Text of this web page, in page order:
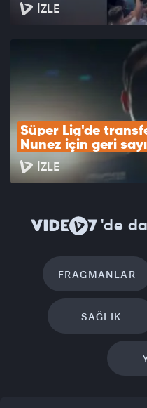
İZLE
Süper Lig'de
Nunez için geri
İZLE
'de
FRAGMANLAR
SAĞLIK